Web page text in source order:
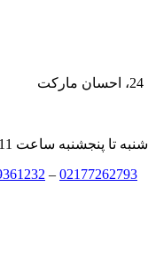
شنبه تا پنجشنبه ساعت 11 الی 20
02177262793
–